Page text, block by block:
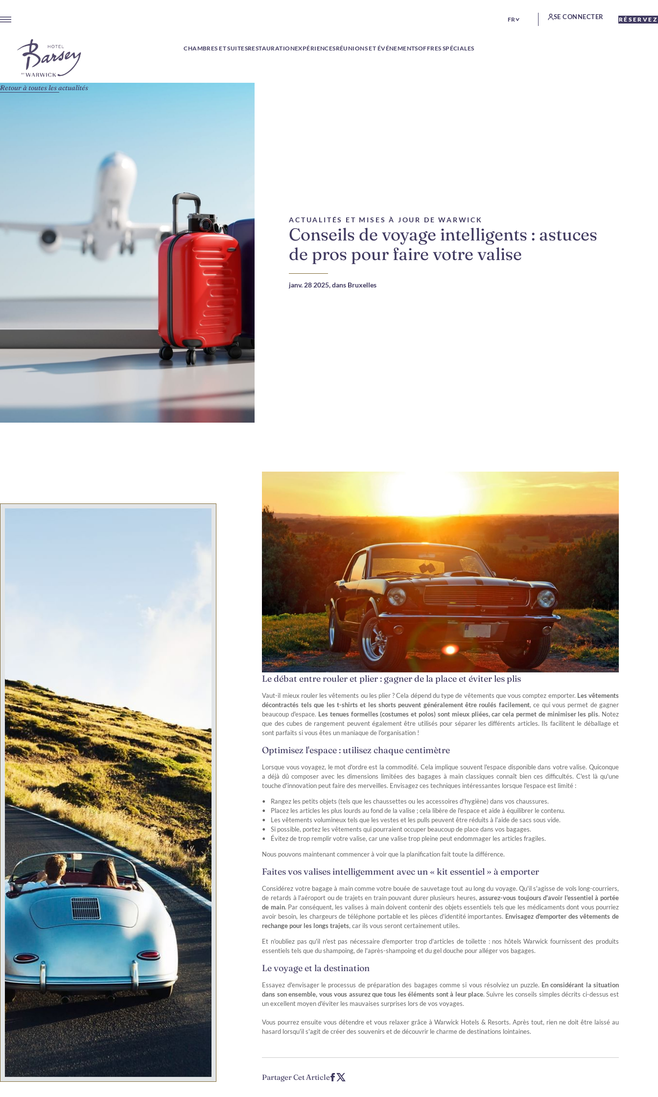
FR SE CONNECTER RÉSERVEZ
CHAMBRES ET SUITESRESTAURATIONEXPÉRIENCESRÉUNIONS ET ÉVÉNEMENTSOFFRES SPÉCIALES
ACTUALITÉS ET MISES À JOUR DE WARWICK
Conseils de voyage intelligents : astuces
de pros pour faire votre valise
janv. 28 2025,dans Bruxelles
Retour à toutes les actualités
Le débat entre rouler et plier : gagner de la place et éviter les plis
Vaut-il mieux rouler les vêtements ou les plier ? Cela dépend du type de vêtements que vous comptez emporter. Les vêtements
décontractés tels que les t-shirts et les shorts peuvent généralement être roulés facilement, ce qui vous permet de gagner
beaucoup d'espace. Les tenues formelles (costumes et polos) sont mieux pliées, car cela permet de minimiser les plis. Notez
que des cubes de rangement peuvent également être utilisés pour séparer les différents articles. Ils facilitent le déballage et
sont parfaits si vous êtes un maniaque de l'organisation !
Optimisez l'espace : utilisez chaque centimètre
Lorsque vous voyagez, le mot d'ordre est la commodité. Cela implique souvent l'espace disponible dans votre valise. Quiconque
a déjà dû composer avec les dimensions limitées des bagages à main classiques connaît bien ces difficultés. C'est là qu'une
touche d'innovation peut faire des merveilles. Envisagez ces techniques intéressantes lorsque l'espace est limité :
Rangez les petits objets (tels que les chaussettes ou les accessoires d'hygiène) dans vos chaussures.
Placez les articles les plus lourds au fond de la valise ; cela libère de l'espace et aide à équilibrer le contenu.
Les vêtements volumineux tels que les vestes et les pulls peuvent être réduits à l'aide de sacs sous vide.
Si possible, portez les vêtements qui pourraient occuper beaucoup de place dans vos bagages.
Évitez de trop remplir votre valise, car une valise trop pleine peut endommager les articles fragiles.
Nous pouvons maintenant commencer à voir que la planification fait toute la différence.
Faites vos valises intelligemment avec un « kit essentiel » à emporter
Considérez votre bagage à main comme votre bouée de sauvetage tout au long du voyage. Qu'il s'agisse de vols long-courriers,
de retards à l'aéroport ou de trajets en train pouvant durer plusieurs heures,assurez-vous toujours d'avoir l'essentiel à portée
de main. Par conséquent, les valises à main doivent contenir des objets essentiels tels que les médicaments dont vous pourriez
avoir besoin, les chargeurs de téléphone portable et les pièces d'identité importantes. Envisagez d'emporter des vêtements de
rechange pour les longs trajets, car ils vous seront certainement utiles.
Et n'oubliez pas qu'il n'est pas nécessaire d'emporter trop d'articles de toilette : nos hôtels Warwick fournissent des produits
essentiels tels que du shampoing, de l'après-shampoing et du gel douche pour alléger vos bagages.
Le voyage et la destination
Essayez d'envisager le processus de préparation des bagages comme si vous résolviez un puzzle. En considérant la situation
dans son ensemble, vous vous assurez que tous les éléments sont à leur place. Suivre les conseils simples décrits ci-dessus est
un excellent moyen d'éviter les mauvaises surprises lors de vos voyages.
Vous pourrez ensuite vous détendre et vous relaxer grâce à Warwick Hotels & Resorts. Après tout, rien ne doit être laissé au
hasard lorsqu'il s'agit de créer des souvenirs et de découvrir le charme de destinations lointaines.
Partager Cet Article